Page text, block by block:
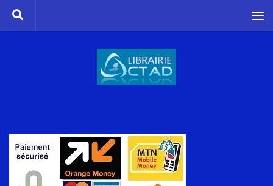
Skip to content